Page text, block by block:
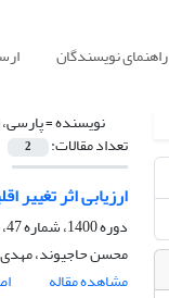
راهنمای نویسندگان
نویسنده =
تعداد مقالات: 2
ارزیابی اثر
دوره 1400، شماره 47، پاییز 1400، صفحه
محسن حاجیوند، مهدی
مشاهده مقاله